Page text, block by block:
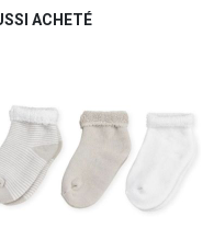
ACHETÉ